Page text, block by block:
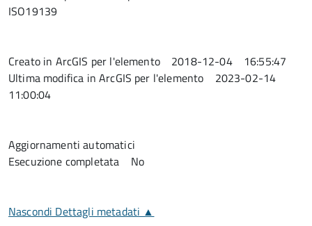
ISO19139
Creato in ArcGIS per l'elemento2018-12-04 16:55:47
Ultima modifica in ArcGIS per l'elemento 2023-02-14
11:00:04
Aggiornamenti automatici
Esecuzione completata No
Nascondi Dettagli metadati ▲